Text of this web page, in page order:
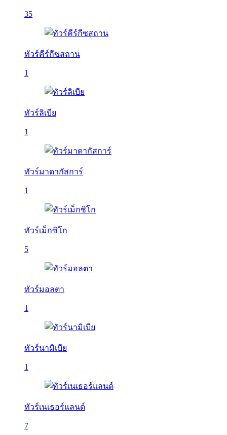
35
ทัวร์คีร์กีซสถาน
1
ทัวร์ลิเบีย
1
ทัวร์มาดากัสการ์
1
ทัวร์เม็กซิโก
5
ทัวร์มอลตา
1
ทัวร์นามิเบีย
1
ทัวร์เนเธอร์แลนด์
7